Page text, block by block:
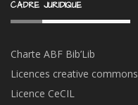
CADRE JURIDIQUE
Charte ABF Bib’Lib
Licences creative commons
Licence CeCIL